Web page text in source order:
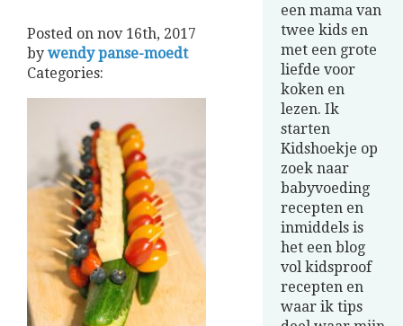
Posted on nov 16th, 2017
by wendy panse-moedt
Categories:
een mama van
twee kids en
met een grote
liefde voor
koken en
lezen. Ik
starten
Kidshoekje op
zoek naar
babyvoeding
recepten en
inmiddels is
het een blog
vol kidsproof
recepten en
waar ik tips